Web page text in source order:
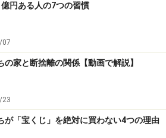
える人、活躍しているように見え
ているように見える人がいます。
きませんから、本当のところはど
。しかし、明らかに自分よりも恵
せそうにしている人を見て、嫉妬
たことはないでしょうか。
功したという結果だけを瞬時に見
円ある人の7つの習慣
07
の家と断捨離の関係【動画で解説】
23
が「宝くじ」を絶対に買わない4つの理由